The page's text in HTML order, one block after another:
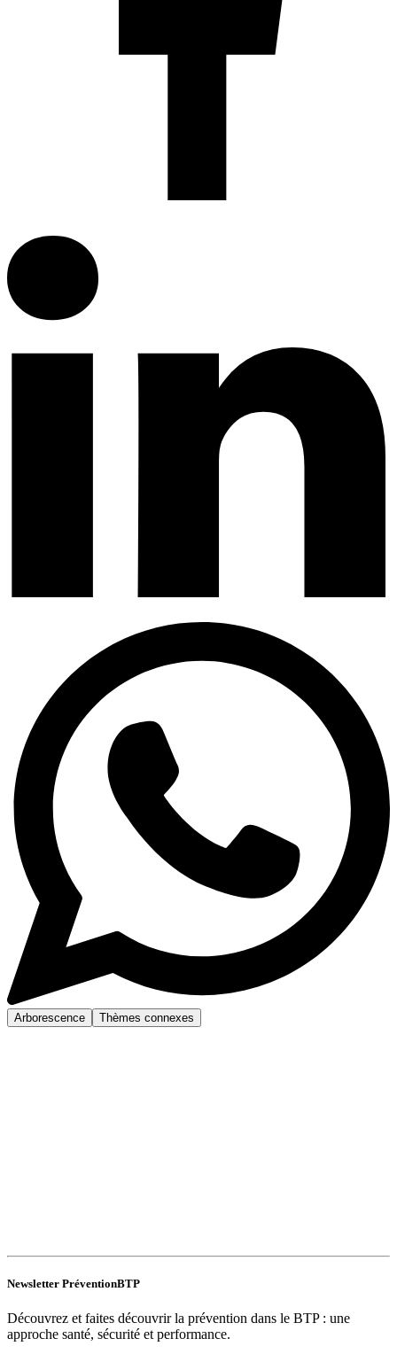
Arborescence Thèmes connexes
Newsletter PréventionBTP
Découvrez et faites découvrir la prévention dans le BTP : une
approche santé, sécurité et performance.